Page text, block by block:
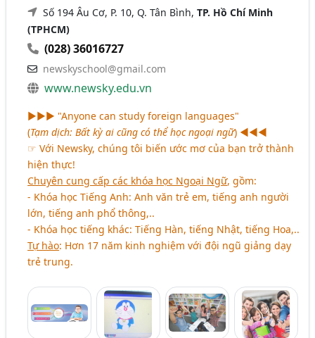
Số 194 Âu Cơ, P. 10, Q. Tân Bình,TP. Hồ Chí Minh
(TPHCM)
(028) 36016727
newskyschool@gmail.com
www.newsky.edu.vn
►►► "Anyone can study foreign languages"
(Tạm dịch: Bất kỳ ai cũng có thể học ngoại ngữ) ◄◄◄
☞ Với Newsky, chúng tôi biến ước mơ của bạn trở thành
hiện thực!
Chuyên cung cấp các khóa học Ngoại Ngữ, gồm:
- Khóa học Tiếng Anh: Anh văn trẻ em, tiếng anh người
lớn, tiếng anh phổ thông,..
- Khóa học tiếng khác: Tiếng Hàn, tiếng Nhật, tiếng Hoa,..
Tự hào: Hơn 17 năm kinh nghiệm với đội ngũ giảng dạy
trẻ trung.